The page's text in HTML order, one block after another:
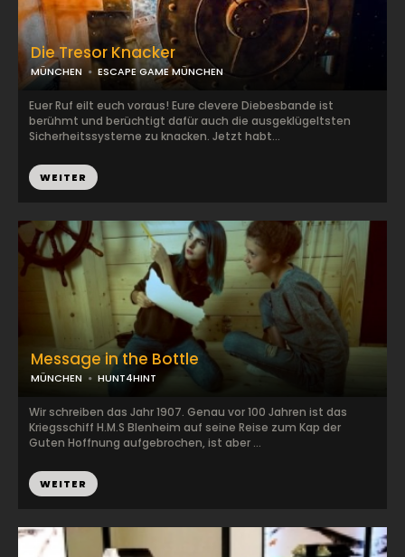
Message in the Bottle
MÜNCHEN HUNT4HINT
Wir schreiben das Jahr 1907. Genau vor 100 Jahren ist das
Kriegsschiff H.M.S Blenheim auf seine Reise zum Kap der
Guten Hoffnung aufgebrochen, ist aber ...
WEITER
Die Tresor Knacker
MÜNCHEN ESCAPE GAME MÜNCHEN
Euer Ruf eilt euch voraus! Eure clevere Diebesbande ist
berühmt und berüchtigt dafür auch die ausgeklügeltsten
Sicherheitssysteme zu knacken. Jetzt habt...
WEITER